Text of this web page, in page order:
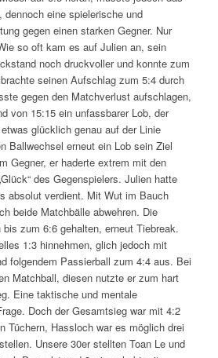
dennoch eine spielerische und
gegen einen starken Gegner. Nur
so oft kam es auf Julien an, sein
noch druckvoller und konnte zum
seinen Aufschlag zum 5:4 durch
gegen den Matchverlust aufschlagen,
von 15:15 ein unfassbarer Lob, der
glücklich genau auf der Linie
Ballwechsel erneut ein Lob sein Ziel
Gegner, er haderte extrem mit den
des Gegenspielers. Julien hatte
absolut verdient. Mit Wut im Bauch
beide Matchbälle abwehren. Die
zum 6:6 gehalten, erneut Tiebreak.
1:3 hinnehmen, glich jedoch mit
folgendem Passierball zum 4:4 aus. Bei
Matchball, diesen nutzte er zum hart
Eine taktische und mentale
Doch der Gesamtsieg war mit 4:2
Tüchern, Hassloch war es möglich drei
Unsere 30er stellten Toan Le und